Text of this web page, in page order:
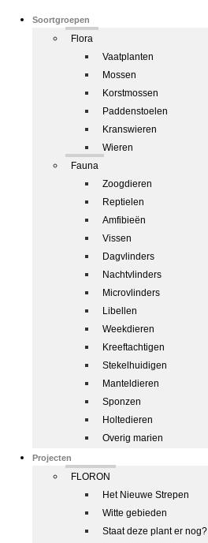
Soortgroepen
Flora
Vaatplanten
Mossen
Korstmossen
Paddenstoelen
Kranswieren
Wieren
Fauna
Zoogdieren
Reptielen
Amfibieën
Vissen
Dagvlinders
Nachtvlinders
Microvlinders
Libellen
Weekdieren
Kreeftachtigen
Stekelhuidigen
Manteldieren
Sponzen
Holtedieren
Overig marien
Projecten
FLORON
Het Nieuwe Strepen
Witte gebieden
Staat deze plant er nog?